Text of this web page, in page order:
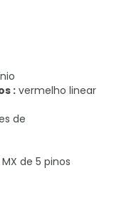
: vermelho linear
de
de 5 pinos